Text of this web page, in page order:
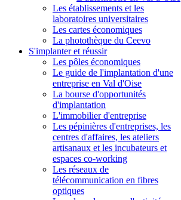
Les établissements et les
laboratoires universitaires
Les cartes économiques
La photothèque du Ceevo
S'implanter et réussir
Les pôles économiques
Le guide de l'implantation d'une
entreprise en Val d'Oise
La bourse d'opportunités
d'implantation
L'immobilier d'entreprise
Les pépinières d'entreprises, les
centres d'affaires, les ateliers
artisanaux et les incubateurs et
espaces co-working
Les réseaux de
télécommunication en fibres
optiques